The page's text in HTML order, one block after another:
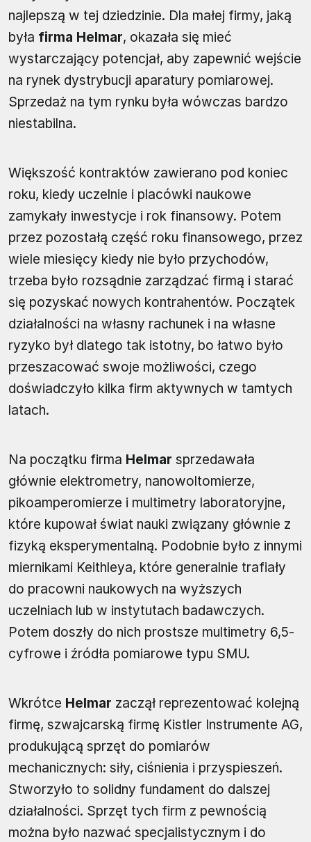
najlepszą w tej dziedzinie. Dla małej firmy, jaką
była firma Helmar, okazała się mieć
wystarczający potencjał, aby zapewnić wejście
na rynek dystrybucji aparatury pomiarowej.
Sprzedaż na tym rynku była wówczas bardzo
niestabilna.
Większość kontraktów zawierano pod koniec
roku, kiedy uczelnie i placówki naukowe
zamykały inwestycje i rok finansowy. Potem
przez pozostałą część roku finansowego, przez
wiele miesięcy kiedy nie było przychodów,
trzeba było rozsądnie zarządzać firmą i starać
się pozyskać nowych kontrahentów. Początek
działalności na własny rachunek i na własne
ryzyko był dlatego tak istotny, bo łatwo było
przeszacować swoje możliwości, czego
doświadczyło kilka firm aktywnych w tamtych
latach.
Na początku firma Helmar sprzedawała
głównie elektrometry, nanowoltomierze,
pikoamperomierze i multimetry laboratoryjne,
które kupował świat nauki związany głównie z
fizyką eksperymentalną. Podobnie było z innymi
miernikami Keithleya, które generalnie trafiały
do pracowni naukowych na wyższych
uczelniach lub w instytutach badawczych.
Potem doszły do nich prostsze multimetry 6,5-
cyfrowe i źródła pomiarowe typu SMU.
Wkrótce Helmar zaczął reprezentować kolejną
firmę, szwajcarską firmę Kistler Instrumente AG,
produkującą sprzęt do pomiarów
mechanicznych: siły, ciśnienia i przyspieszeń.
Stworzyło to solidny fundament do dalszej
działalności. Sprzęt tych firm z pewnością
można było nazwać specjalistycznym i do